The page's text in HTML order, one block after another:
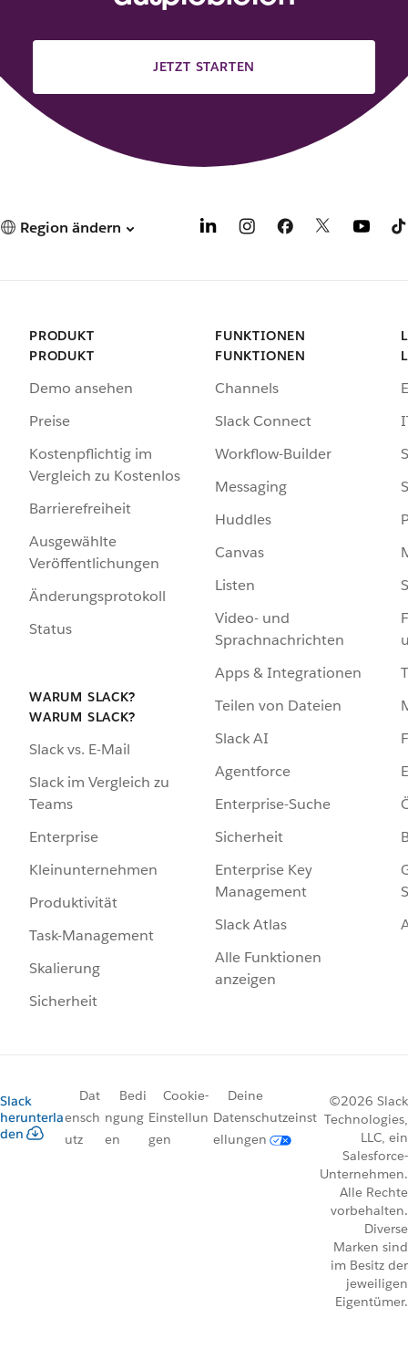
JETZT STARTEN
Region ändern
PRODUKT
PRODUKT
Demo ansehen
Preise
Kostenpflichtig im
Vergleich zu Kostenlos
Barrierefreiheit
Ausgewählte
Veröffentlichungen
Änderungsprotokoll
Status
WARUM SLACK?
WARUM SLACK?
Slack vs. E-Mail
Slack im Vergleich zu
Teams
Enterprise
Kleinunternehmen
Produktivität
Task-Management
Skalierung
Sicherheit
FUNKTIONEN
FUNKTIONEN
Channels
Slack Connect
Workflow-Builder
Messaging
Huddles
Canvas
Listen
Video- und
Sprachnachrichten
Apps & Integrationen
Teilen von Dateien
Slack AI
Agentforce
Enterprise-Suche
Sicherheit
Enterprise Key
Management
Slack Atlas
Alle Funktionen
anzeigen
Slack
herunterla
den
Dat
ensch
utz
Bedi
ngung
en
Cookie-
Einstellun
gen
Deine
Datenschutzeinst
ellungen
©2026 Slack
Technologies,
LLC, ein
Salesforce-
Unternehmen.
Alle Rechte
vorbehalten.
Diverse
Marken sind
im Besitz der
jeweiligen
Eigentümer.